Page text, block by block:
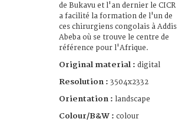
de Bukavu et l'an dernier le CICR
a facilité la formation de l'un de
ces chirurgiens congolais à Addis
Abeba où se trouve le centre de
référence pour l'Afrique.
Original material : digital
Resolution : 3504x2332
Orientation : landscape
Colour/B&W : colour